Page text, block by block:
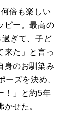
倍も楽しい
ピー。最高の
ぎて、子ど
来た」と言っ
身のお馴染み
ーズを決め、
！」と約5年
せた。